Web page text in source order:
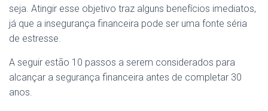
seja. Atingir esse objetivo traz alguns benefícios imediatos,
já que a insegurança financeira pode ser uma fonte séria
de estresse.
A seguir estão 10 passos a serem considerados para
alcançar a segurança financeira antes de completar 30
anos.